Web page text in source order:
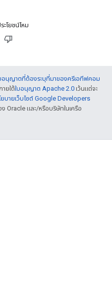
โยชน์ไหม
อนุญาตที่ต้องระบุที่มาของครีเอทีฟคอม
ยใต้ใบอนุญาต Apache 2.0 เว้นแต่จะ
ยบายเว็บไซต์ Google Developers
Oracle และ/หรือบริษัทในเครือ